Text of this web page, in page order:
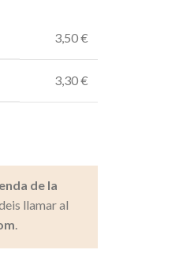
3,50 €
3,30 €
de la
llamar al
.